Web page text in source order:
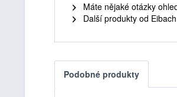
Máte nějaké otázky
Další produkty od Eibach
Podobné produkty